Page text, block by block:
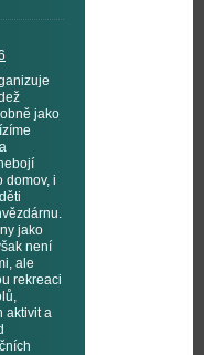
jako
domov, i
jako
není
ale
rekreaci
aktivit a